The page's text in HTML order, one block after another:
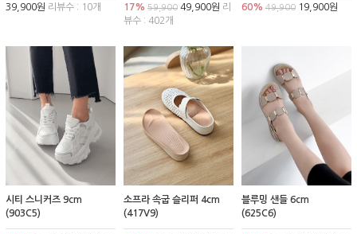
39,900원 리뷰수 : 10개 17% 59,90049,900원 리
뷰수 : 402개
60% 49,90019,900원
시티 스니커즈 9cm
(903C5)
소프라 속굽 슬리퍼 4cm
(417V9)
블루밍 샌들 6cm
(625C6)